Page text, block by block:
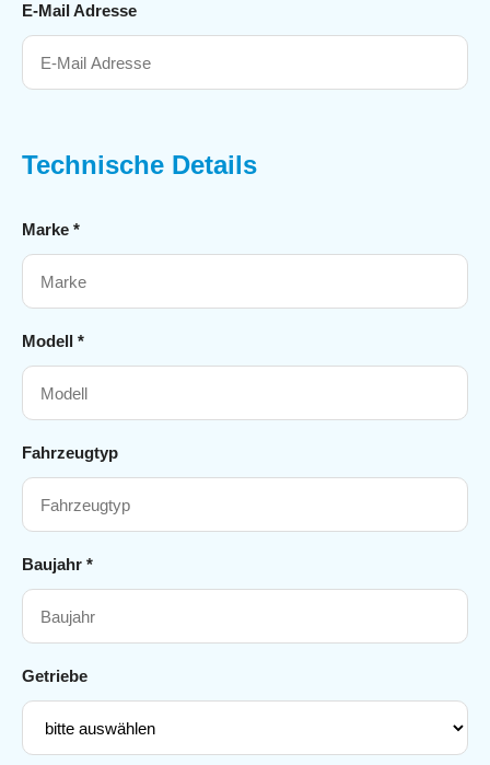
E-Mail Adresse
Technische Details
Marke *
Modell *
Fahrzeugtyp
Baujahr *
Getriebe